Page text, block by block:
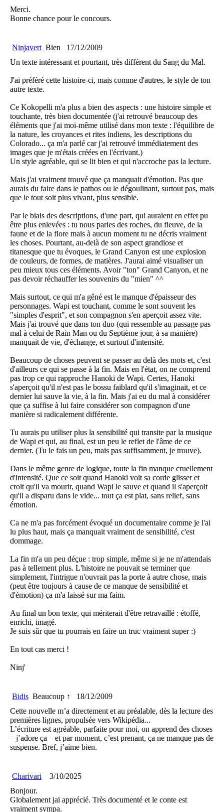
Merci.
Bonne chance pour le concours.
Ninjavert Bien
17/12/2009
Un texte intéressant et pourtant, très différent du Sang du Mal.
J'ai préféré cette histoire-ci, mais comme d'autres, le style de ton
autre texte.
Ce Kokopelli m'a plus a bien des aspects : une histoire simple et
touchante, très bien documentée (j'ai retrouvé beaucoup des
éléments que j'ai moi-même utilisé dans mon texte : l'équilibre de
la nature, les croyances et rites indiens, les descriptions du
Colorado... ça m'a parlé car j'ai retrouvé immédiatement des
images que je m'étais créées en l'écrivant.)
Un style agréable, qui se lit bien et qui n'accroche pas la lecture.
Mais j'ai vraiment trouvé que ça manquait d'émotion. Pas que
aurais du faire dans le pathos ou le dégoulinant, surtout pas, mais
que le tout soit plus vivant, plus sensible.
Par le biais des descriptions, d'une part, qui auraient en effet pu
être plus enlevées : tu nous parles des roches, du fleuve, de la
faune et de la flore mais à aucun moment tu ne décris vraiment
les choses. Pourtant, au-delà de son aspect grandiose et
titanesque que tu évoques, le Grand Canyon est une explosion
de couleurs, de formes, de matières. J'aurai aimé visualiser un
peu mieux tous ces éléments. Avoir "ton" Grand Canyon, et ne
pas devoir réchauffer les souvenirs du "mien" ^^
Mais surtout, ce qui m'a gêné est le manque d'épaisseur des
personnages. Wapi est touchant, comme le sont souvent les
"simples d'esprit", et son compagnon s'en aperçoit assez vite.
Mais j'ai trouvé que dans ton duo (qui ressemble au passage pas
mal à celui de Rain Man ou du Septième jour, à sa manière)
manquait de vie, d'échange, et surtout d'intensité.
Beaucoup de choses peuvent se passer au delà des mots et, c'est
d'ailleurs ce qui se passe à la fin. Mais en l'état, on ne comprend
pas trop ce qui rapproche Hanoki de Wapi. Certes, Hanoki
s'aperçoit qu'il n'est pas le bossu faiblard qu'il s'imaginait, et ce
dernier lui sauve la vie, à la fin. Mais j'ai eu du mal à considérer
que ça suffise à lui faire considérer son compagnon d'une
manière si radicalement différente.
Tu aurais pu utiliser plus la sensibilité qui transite par la musique
de Wapi et qui, au final, est un peu le reflet de l'âme de ce
dernier. (Tu le fais un peu, mais pas suffisamment, je trouve).
Dans le même genre de logique, toute la fin manque cruellement
d'intensité. Que ce soit quand Hanoki voit sa corde glisser et
croit qu'il va mourir, quand Wapi le sauve et quand il s'aperçoit
qu'il a disparu dans le vide... tout ça est plat, sans relief, sans
émotion.
Ca ne m'a pas forcément évoqué un documentaire comme je l'ai
lu plus haut, mais ça manquait vraiment de sensibilité, c'est
dommage.
La fin m'a un peu déçue : trop simple, même si je ne m'attendais
pas à tellement plus. L'histoire ne pouvait se terminer que
simplement, l'intrigue n'ouvrait pas la porte à autre chose, mais
(peut être toujours à cause de ce manque de sensibilité et
d'émotion) ça m'a laissé sur ma faim.
Au final un bon texte, qui mériterait d'être retravaillé : étoffé,
enrichi, imagé.
Je suis sûr que tu pourrais en faire un truc vraiment super :)
En tout cas merci !
Ninj'
Bidis Beaucoup ↑
18/12/2009
Cette nouvelle m’a directement et au préalable, dès la lecture des
premières lignes, propulsée vers Wikipédia...
L’écriture est agréable, parfaite pour moi, on apprend des choses
– j’adore ça – et par moment, c’est prenant, ça ne manque pas de
suspense. Bref, j’aime bien.
Charivari
3/10/2025
Bonjour.
Globalement jai apprécié. Très documenté et le conte est
vraiment sympa.